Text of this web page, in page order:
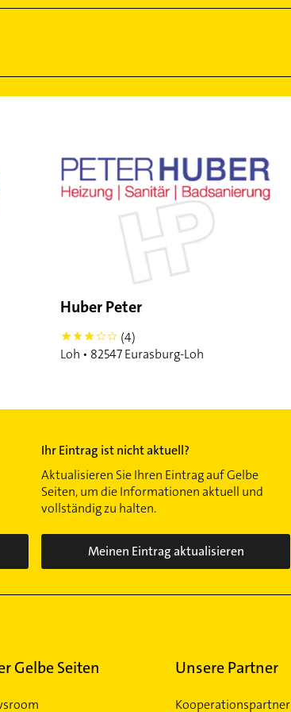
Huber Peter
3
(4)
Loh • 82547 Eurasburg-Loh
Ihr Eintrag ist nicht aktuell?
Aktualisieren Sie Ihren Eintrag auf Gelbe
Seiten, um die Informationen aktuell und
vollständig zu halten.
Meinen Eintrag aktualisieren
Gelbe Seiten Unsere Partner
Kooperationspartner